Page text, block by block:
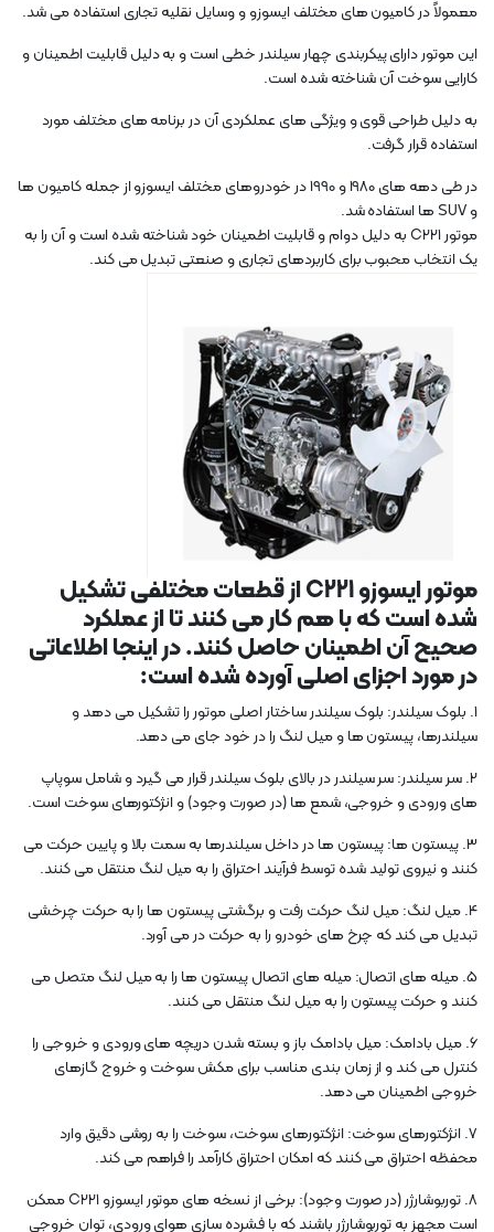
معمولاً در کامیون های مختلف ایسوزو و وسایل نقلیه تجاری استفاده می شد.
این موتور دارای پیکربندی چهار سیلندر خطی است و به دلیل قابلیت اطمینان و
کارایی سوخت آن شناخته شده است.
به دلیل طراحی قوی و ویژگی های عملکردی آن در برنامه های مختلف مورد
استفاده قرار گرفت.
در طی دهه های 1980 و 1990 در خودروهای مختلف ایسوزو از جمله کامیون ها
و SUV ها استفاده شد.
موتور C221 به دلیل دوام و قابلیت اطمینان خود شناخته شده است و آن را به
یک انتخاب محبوب برای کاربردهای تجاری و صنعتی تبدیل می کند.
موتور ایسوزو C221 از قطعات مختلفی تشکیل
شده است که با هم کار می کنند تا از عملکرد
صحیح آن اطمینان حاصل کنند. در اینجا اطلاعاتی
در مورد اجزای اصلی آورده شده است:
1. بلوک سیلندر: بلوک سیلندر ساختار اصلی موتور را تشکیل می دهد و
سیلندرها، پیستون ها و میل لنگ را در خود جای می دهد.
2. سر سیلندر: سر سیلندر در بالای بلوک سیلندر قرار می گیرد و شامل سوپاپ
های ورودی و خروجی، شمع ها (در صورت وجود) و انژکتورهای سوخت است.
3. پیستون ها: پیستون ها در داخل سیلندرها به سمت بالا و پایین حرکت می
کنند و نیروی تولید شده توسط فرآیند احتراق را به میل لنگ منتقل می کنند.
4. میل لنگ: میل لنگ حرکت رفت و برگشتی پیستون ها را به حرکت چرخشی
تبدیل می کند که چرخ های خودرو را به حرکت در می آورد.
5. میله های اتصال: میله های اتصال پیستون ها را به میل لنگ متصل می
کنند و حرکت پیستون را به میل لنگ منتقل می کنند.
6. میل بادامک: میل بادامک باز و بسته شدن دریچه های ورودی و خروجی را
کنترل می کند و از زمان بندی مناسب برای مکش سوخت و خروج گازهای
خروجی اطمینان می دهد.
7. انژکتورهای سوخت: انژکتورهای سوخت، سوخت را به روشی دقیق وارد
محفظه احتراق می کنند که امکان احتراق کارآمد را فراهم می کند.
8. توربوشارژر (در صورت وجود): برخی از نسخه های موتور ایسوزو C221 ممکن
است مجهز به توربوشارژر باشند که با فشرده سازی هوای ورودی، توان خروجی